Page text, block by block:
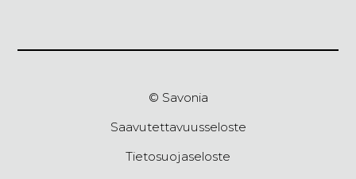
© Savonia
Saavutettavuusseloste
Tietosuojaseloste